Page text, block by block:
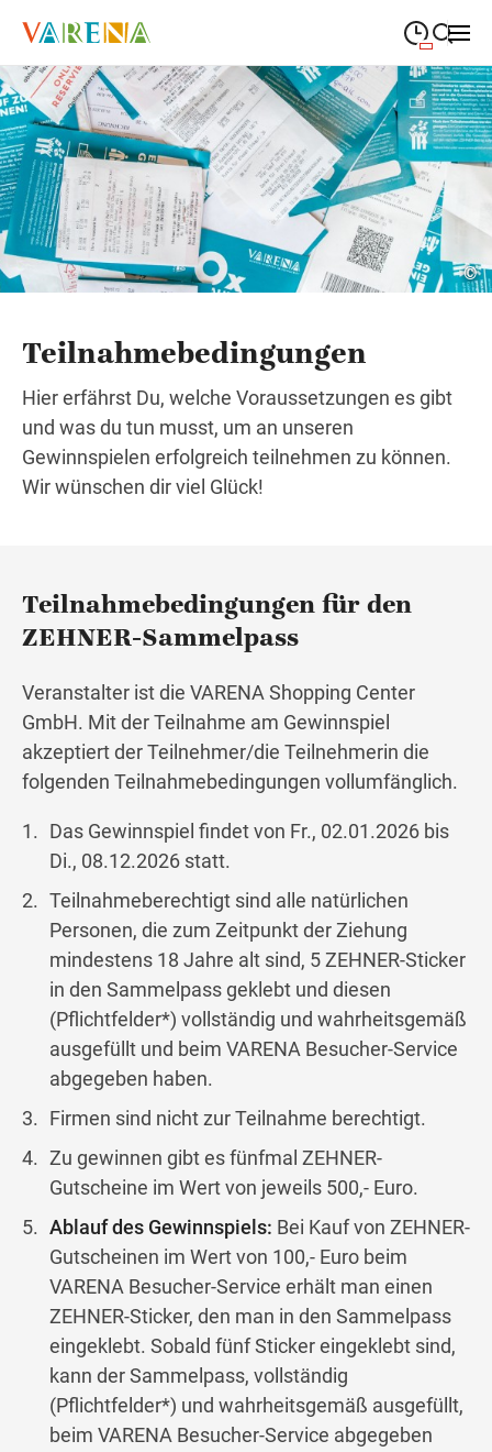
Suche schließen
Montag
MONTAG 09:00 —19:00
Dienstag
DIENSTAG 09:00 —19:00
Mittwoch
MITTWOCH 09:00— 19:00
Donnerstag
DONNERSTAG 09:00 —19:00
Samstag
Abweichende Öffnungszeiten
©
Teilnahmebedingungen
Hier erfährst Du, welche Voraussetzungen es gibt
und was du tun musst, um an unseren
Gewinnspielen erfolgreich teilnehmen zu können.
Wir wünschen dir viel Glück!
Teilnahmebedingungen für den
ZEHNER-Sammelpass
Veranstalter ist die VARENA Shopping Center
GmbH. Mit der Teilnahme am Gewinnspiel
akzeptiert der Teilnehmer/die Teilnehmerin die
folgenden Teilnahmebedingungen vollumfänglich.
Das Gewinnspiel findet von Fr., 02.01.2026 bis
Di., 08.12.2026 statt.
Teilnahmeberechtigt sind alle natürlichen
Personen, die zum Zeitpunkt der Ziehung
mindestens 18 Jahre alt sind, 5 ZEHNER-Sticker
in den Sammelpass geklebt und diesen
(Pflichtfelder*) vollständig und wahrheitsgemäß
ausgefüllt und beim VARENA Besucher-Service
abgegeben haben.
Firmen sind nicht zur Teilnahme berechtigt.
Zu gewinnen gibt es fünfmal ZEHNER-
Gutscheine im Wert von jeweils 500,- Euro.
Ablauf des Gewinnspiels: Bei Kauf von ZEHNER-
Gutscheinen im Wert von 100,- Euro beim
VARENA Besucher-Service erhält man einen
ZEHNER-Sticker, den man in den Sammelpass
eingeklebt. Sobald fünf Sticker eingeklebt sind,
kann der Sammelpass, vollständig
(Pflichtfelder*) und wahrheitsgemäß ausgefüllt,
beim VARENA Besucher-Service abgegeben